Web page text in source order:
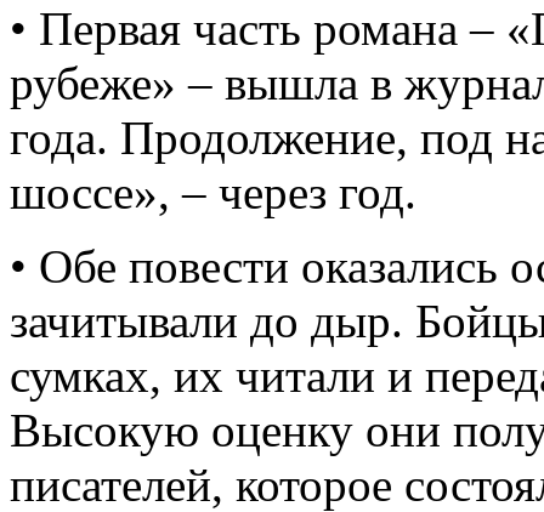
• Первая часть романа –
рубеже» – вышла в
года. Продолжение, под
шоссе», – через год.
• Обе повести оказались
зачитывали до дыр.
сумках, их читали и
Высокую оценку они
писателей, которое